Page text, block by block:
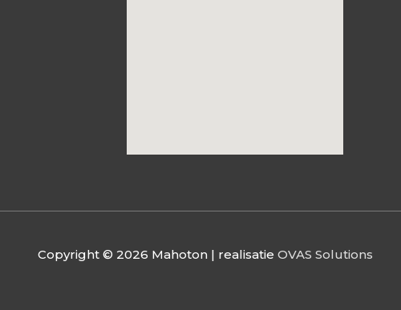
Copyright © 2026 Mahoton | realisatie OVAS Solutions